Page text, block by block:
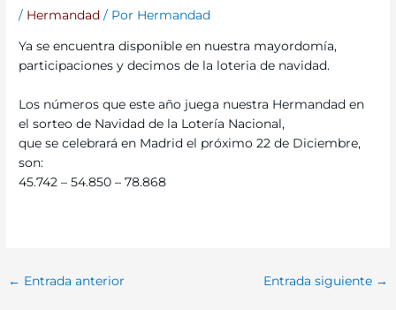
/ Hermandad / Por Hermandad
Ya se encuentra disponible en nuestra mayordomía,
participaciones y decimos de la loteria de navidad.
Los números que este año juega nuestra Hermandad en
el sorteo de Navidad de la Lotería Nacional,
que se celebrará en Madrid el próximo 22 de Diciembre,
son:
45.742 – 54.850 – 78.868
← Entrada anterior Entrada siguiente →